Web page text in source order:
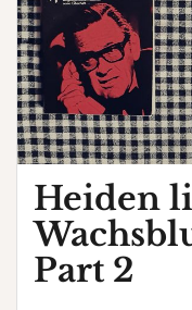
Heiden
Part 2